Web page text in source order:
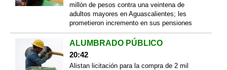
millón de pesos contra una veintena de
adultos mayores en Aguascalientes; les
prometieron incremento en sus pensiones
ALUMBRADO PÚBLICO
20:42
Alistan licitación para la compra de 2 mil